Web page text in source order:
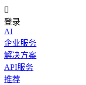

登录
AI
企业服务
解决方案
API服务
推荐